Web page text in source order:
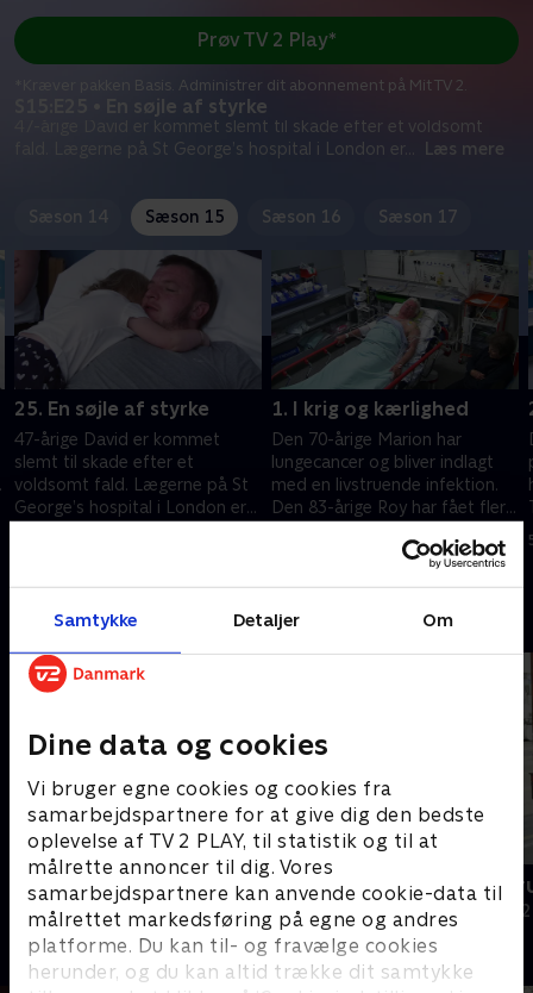
Samtykke Detaljer Om
Dine data og cookies
Vi bruger egne cookies og cookies fra
samarbejdspartnere for at give dig den bedste
oplevelse af TV 2 PLAY, til statistik og til at
målrette annoncer til dig. Vores
samarbejdspartnere kan anvende cookie-data til
målrettet markedsføring på egne og andres
platforme. Du kan til- og fravælge cookies
herunder, og du kan altid trække dit samtykke
S15:E25 • En søjle af styrke
47-årige David er kommet slemt til skade efter et voldsomt
fald. Lægerne på St George’s hospital i London er
Læs mere
Prøv TV 2 Play*
*Kræver pakken Basis. Administrer dit abonnement på Mit TV 2.
Sæson 14 Sæson 15 Sæson 16 Sæson 17
25. En søjle af styrke
47-årige David er kommet
slemt til skade efter et
voldsomt fald. Lægerne på St
George’s hospital i London er
1. I krig og kærlighed
Den 70-årige Marion har
lungecancer og bliver indlagt
med en livstruende infektion.
Den 83-årige Roy har fået flere
4. oktober 2023 • 46 min
Andre så også
Grænsepatruljen Australien
Dokumentar • 4 sæsoner Dokumentar •